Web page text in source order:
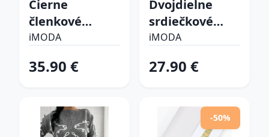
Čierne
členkové
zateplené
iMODA
35.90 €
Dvojdielne
srdiečkové
plavky
iMODA
27.90 €
-50%